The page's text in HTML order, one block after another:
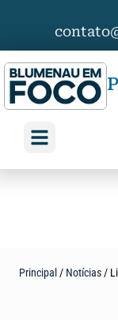
Principal / Notícias/